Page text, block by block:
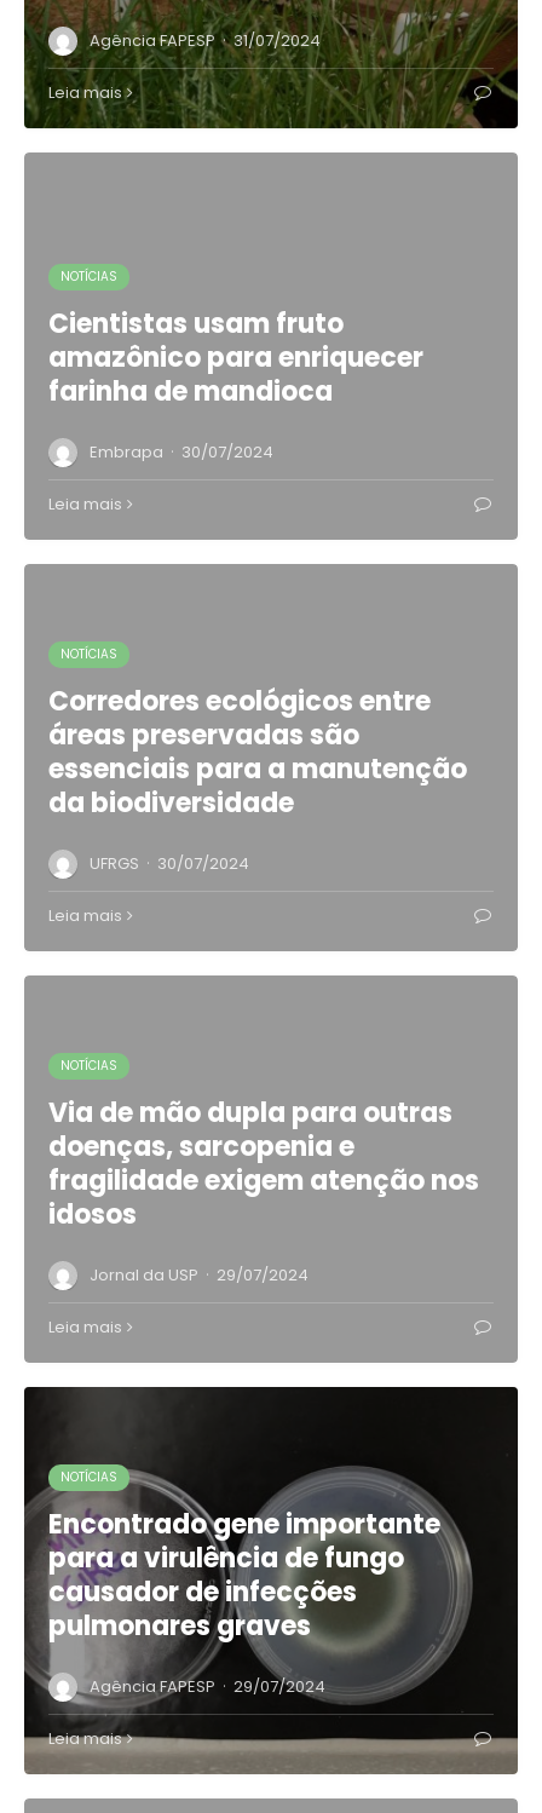
Agência FAPESP · 31/07/2024
Leia mais
NOTÍCIAS
Cientistas usam fruto
amazônico para enriquecer
farinha de mandioca
Embrapa · 30/07/2024
Leia mais
NOTÍCIAS
Corredores ecológicos entre
áreas preservadas são
essenciais para a manutenção
da biodiversidade
UFRGS · 30/07/2024
Leia mais
NOTÍCIAS
Via de mão dupla para outras
doenças, sarcopenia e
fragilidade exigem atenção nos
idosos
Jornal da USP · 29/07/2024
Leia mais
NOTÍCIAS
Encontrado gene importante
para a virulência de fungo
causador de infecções
pulmonares graves
Agência FAPESP · 29/07/2024
Leia mais